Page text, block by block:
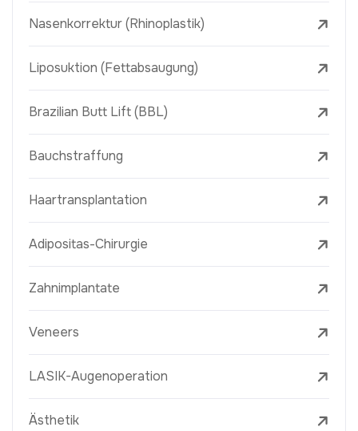
Nasenkorrektur (Rhinoplastik)
Liposuktion (Fettabsaugung)
Brazilian Butt Lift (BBL)
Bauchstraffung
Haartransplantation
Adipositas-Chirurgie
Zahnimplantate
Veneers
LASIK-Augenoperation
Ästhetik